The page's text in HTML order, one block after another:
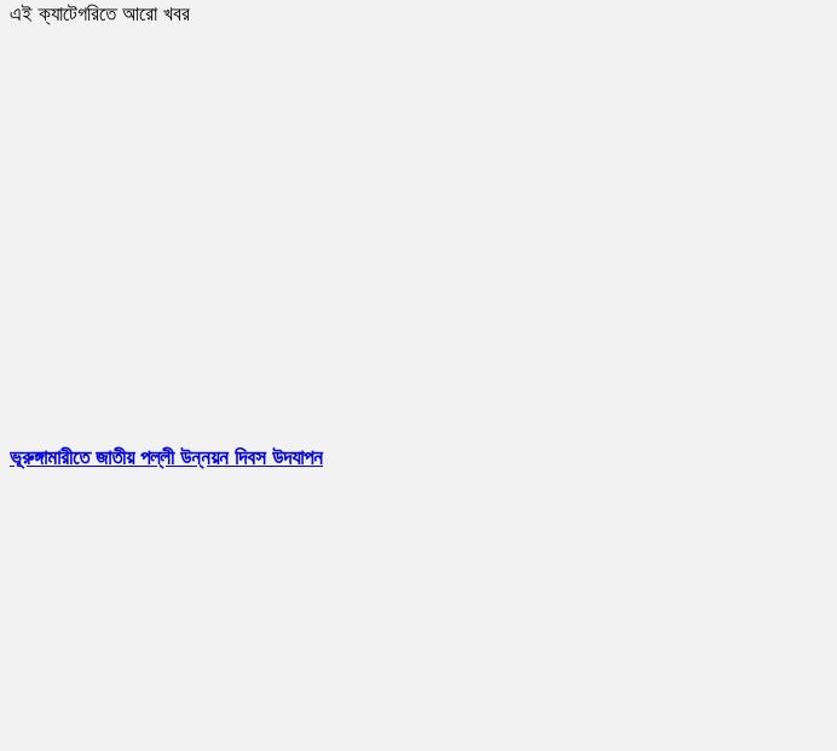
এই ক্যাটেগরিতে আরো খবর
ভূরুঙ্গামারীতে জাতীয় পল্লী উন্নয়ন দিবস উদযাপন